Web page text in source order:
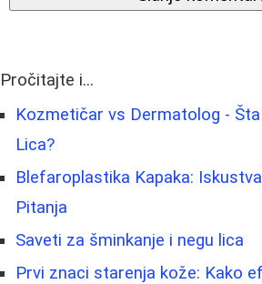
Pročitajte i...
Kozmetičar vs Dermatolog -
Lica?
Blefaroplastika Kapaka:
Pitanja
Saveti za šminkanje i negu lica
Prvi znaci starenja kože: Kako